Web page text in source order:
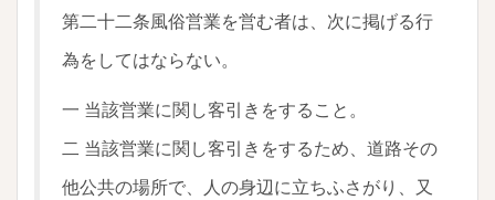
第二十二条風俗営業を営む者は、次に掲げる行
為をしてはならない。
一 当該営業に関し客引きをすること。
二 当該営業に関し客引きをするため、道路その
他公共の場所で、人の身辺に立ちふさがり、又